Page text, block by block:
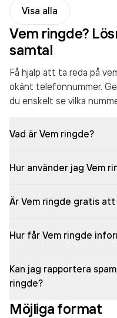
Visa alla
Vem ringde?
samtal
Få hjälp att ta reda på
okänt telefonnummer.
du enskelt se vilka
Vad är Vem ringde?
Hur använder jag Vem
Är Vem ringde gratis att
Hur får Vem ringde
Kan jag rapportera
ringde?
Möjliga format